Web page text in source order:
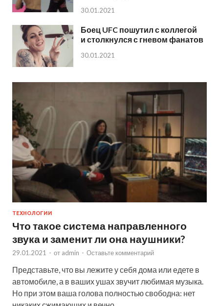
30.01.2021
Боец UFC пошутил с коллегой
и столкнулся с гневом фанатов
30.01.2021
ТЕХНОЛОГИИ
Что такое система направленного
звука и заменит ли она наушники?
29.01.2021 - от admin - Оставьте комментарий
Представьте, что вы лежите у себя дома или едете в
автомобиле, а в ваших ушах звучит любимая музыка.
Но при этом ваша голова полностью свободна: нет